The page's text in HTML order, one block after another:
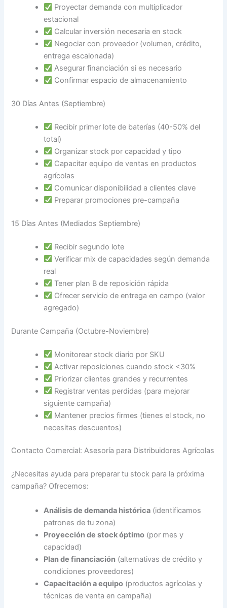
Proyectar demanda con multiplicador
estacional
Calcular inversión necesaria en stock
Negociar con proveedor (volumen, crédito,
entrega escalonada)
Asegurar financiación si es necesario
Confirmar espacio de almacenamiento
30 Días Antes (Septiembre)
Recibir primer lote de baterías (40-50% del
total)
Organizar stock por capacidad y tipo
Capacitar equipo de ventas en productos
agrícolas
Comunicar disponibilidad a clientes clave
Preparar promociones pre-campaña
15 Días Antes (Mediados Septiembre)
Recibir segundo lote
Verificar mix de capacidades según demanda
real
Tener plan B de reposición rápida
Ofrecer servicio de entrega en campo (valor
agregado)
Durante Campaña (Octubre-Noviembre)
Monitorear stock diario por SKU
Activar reposiciones cuando stock <30%
Priorizar clientes grandes y recurrentes
Registrar ventas perdidas (para mejorar
siguiente campaña)
Mantener precios firmes (tienes el stock, no
necesitas descuentos)
Contacto Comercial: Asesoría para Distribuidores Agrícolas
¿Necesitas ayuda para preparar tu stock para la próxima
campaña? Ofrecemos:
Análisis de demanda histórica (identificamos
patrones de tu zona)
Proyección de stock óptimo (por mes y
capacidad)
Plan de financiación (alternativas de crédito y
condiciones proveedores)
Capacitación a equipo (productos agrícolas y
técnicas de venta en campaña)